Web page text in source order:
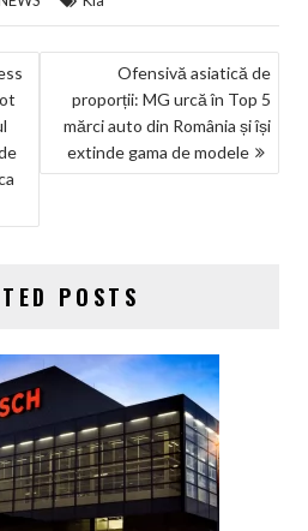
Ofensivă asiatică de
proporții: MG urcă în Top 5
mărci auto din România și își
extinde gama de modele
POSTS